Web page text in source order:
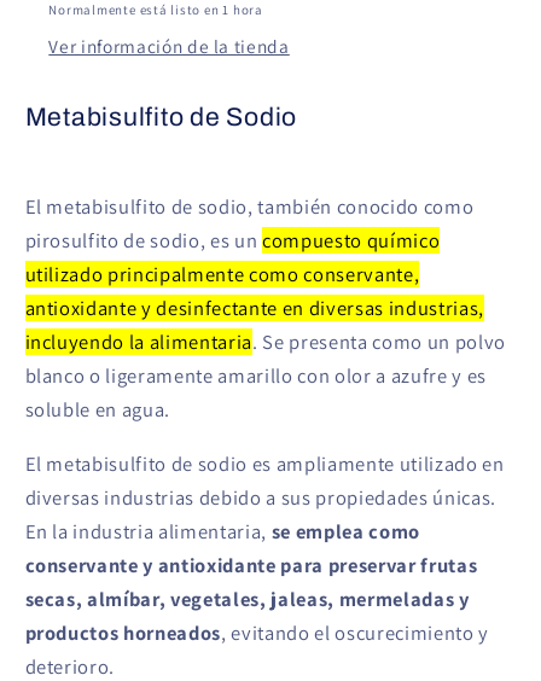
Normalmente está listo en 1 hora
Ver información de la tienda
Metabisulfito de Sodio
El metabisulfito de sodio, también conocido como
pirosulfito de sodio, es un compuesto químico
utilizado principalmente como conservante,
antioxidante y desinfectante en diversas industrias,
incluyendo la alimentaria. Se presenta como un polvo
blanco o ligeramente amarillo con olor a azufre y es
soluble en agua.
El metabisulfito de sodio es ampliamente utilizado en
diversas industrias debido a sus propiedades únicas.
En la industria alimentaria, se emplea como
conservante y antioxidante para preservar frutas
secas, almíbar, vegetales, jaleas, mermeladas y
productos horneados, evitando el oscurecimiento y
deterioro.